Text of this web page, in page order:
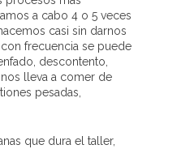
a cabo 4 o 5 veces
casi sin darnos
frecuencia se puede
descontento,
lleva a comer de
pesadas,
que dura el taller,